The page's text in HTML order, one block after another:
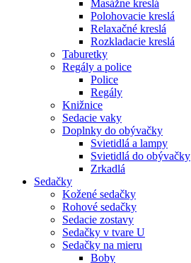
Masážne kreslá
Polohovacie kreslá
Relaxačné kreslá
Rozkladacie kreslá
Taburetky
Regály a police
Police
Regály
Knižnice
Sedacie vaky
Doplnky do obývačky
Svietidlá a lampy
Svietidlá do obývačky
Zrkadlá
Sedačky
Kožené sedačky
Rohové sedačky
Sedacie zostavy
Sedačky v tvare U
Sedačky na mieru
Boby